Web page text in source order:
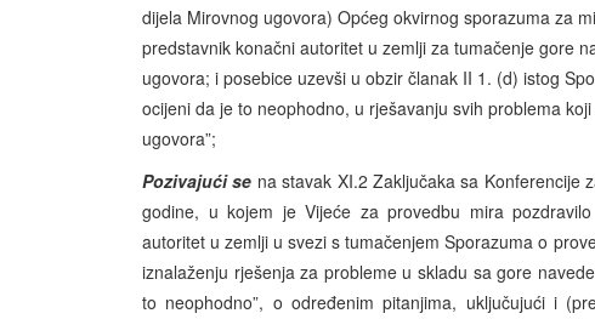
dijela Mirovnog ugovora) Općeg okvirnog sporazuma za
predstavnik konačni autoritet u zemlji za tumačenje gore
ugovora; i posebice uzevši u obzir članak II 1. (d) istog
ocijeni da je to neophodno, u rješavanju svih problema
ugovora”;
Pozivajući se na stavak XI.2 Zaključaka sa Konferencije
godine, u kojem je Vijeće za provedbu mira
autoritet u zemlji u svezi s tumačenjem Sporazuma o
iznalaženju rješenja za probleme u skladu sa gore
to neophodno”, o određenim pitanjima, uključujući i